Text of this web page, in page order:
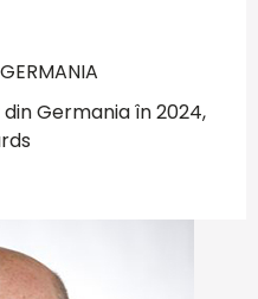
Germania în 2024,